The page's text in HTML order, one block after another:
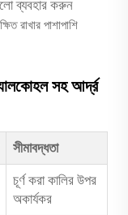
ব্যবহার করুন
রাখার পাশাপাশি
সহ আর্দ্র
সীমাবদ্ধতা
চূর্ণ করা কালির উপর
অকার্যকর